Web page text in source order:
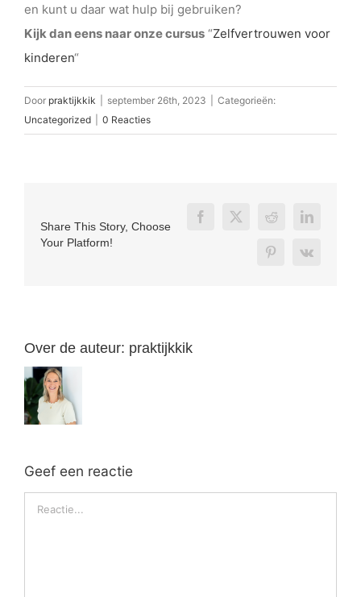
en kunt u daar wat hulp bij gebruiken?
Kijk dan eens naar onze cursus “Zelfvertrouwen voor
kinderen“
Door praktijkkik september 26th, 2023
Categorieën:
Uncategorized
0 Reacties
Share This Story, Choose
Your Platform!
Over de auteur: praktijkkik
Geef een reactie